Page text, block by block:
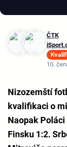
ČTK
10.
Nizozemští
kvalifikaci o
Naopak
Finsku 1:2.